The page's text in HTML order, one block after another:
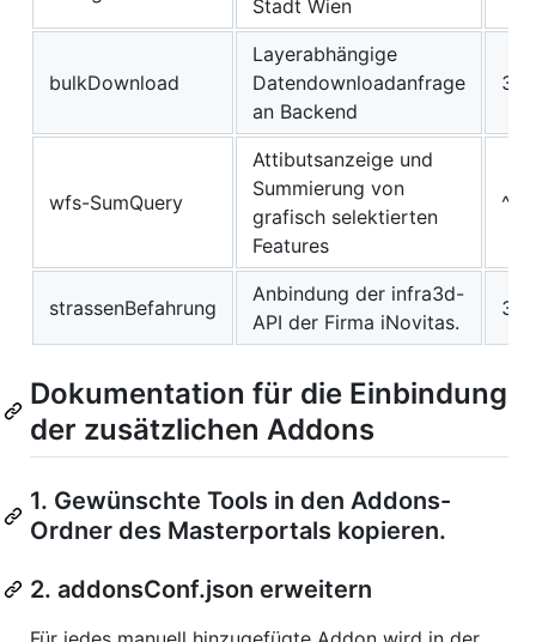
Stadt Wien
bulkDownload
Layerabhängige
Datendownloadanfrage
an Backend
3.X
wfs-SumQuery
Attibutsanzeige und
Summierung von
grafisch selektierten
Features
strassenBefahrung
Anbindung der infra3d-
API der Firma iNovitas.
3.X
Dokumentation für die Einbindung
der zusätzlichen Addons
1. Gewünschte Tools in den Addons-
Ordner des Masterportals kopieren.
2. addonsConf.json erweitern